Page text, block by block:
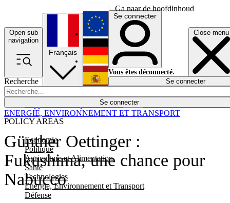
Ga naar de hoofdinhoud
Open sub
navigation
Close menu
Recherche
Se connecter
POLICY AREAS
Economie
Politique
Agriculture et Alimentation
Santé
Technologies
Energie, Environnement et Transport
Défense
Économie
Français
English
Deutsch
Español
Se connecter
Vous êtes déconnecté.
Se connecter
Günther Oettinger :
Fukushima, une chance pour
Nabucco
ENERGIE, ENVIRONNEMENT ET TRANSPORT